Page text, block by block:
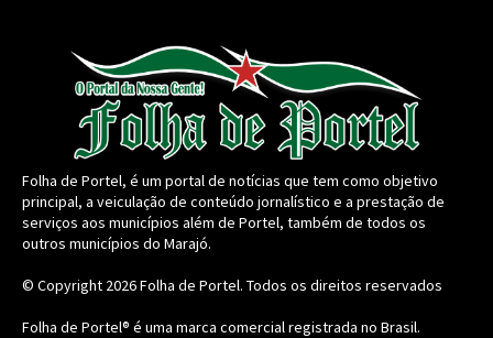
Folha de Portel, é um portal de notícias que tem como objetivo
principal, a veiculação de conteúdo jornalístico e a prestação de
serviços aos municípios além de Portel, também de todos os
outros municípios do Marajó.
© Copyright 2026Folha de Portel. Todos os direitos reservados
Folha de Portel® é uma marca comercial registrada no Brasil.